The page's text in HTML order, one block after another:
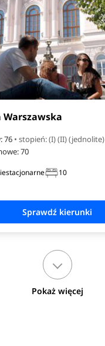
76 • stopień: (I) (II) (jednolite)
70
10
Pokaż więcej